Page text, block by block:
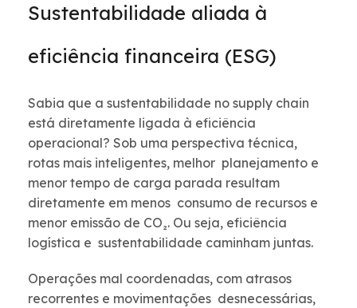
Sustentabilidade aliada à
eficiência financeira (ESG)
Sabia que a sustentabilidade no supply chain
está diretamente ligada à eficiência
operacional? Sob uma perspectiva técnica,
rotas mais inteligentes, melhor planejamento e
menor tempo de carga parada resultam
diretamente em menos consumo de recursos e
menor emissão de CO₂. Ou seja, eficiência
logística e sustentabilidade caminham juntas.
Operações mal coordenadas, com atrasos
recorrentes e movimentações desnecessárias,